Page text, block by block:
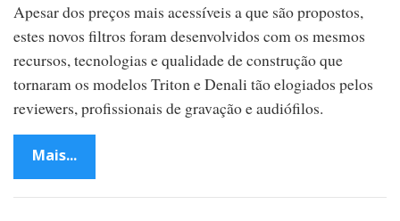
Apesar dos preços mais acessíveis a que são propostos,
estes novos filtros foram desenvolvidos com os mesmos
recursos, tecnologias e qualidade de construção que
tornaram os modelos Triton e Denali tão elogiados pelos
reviewers, profissionais de gravação e audiófilos.
Mais...